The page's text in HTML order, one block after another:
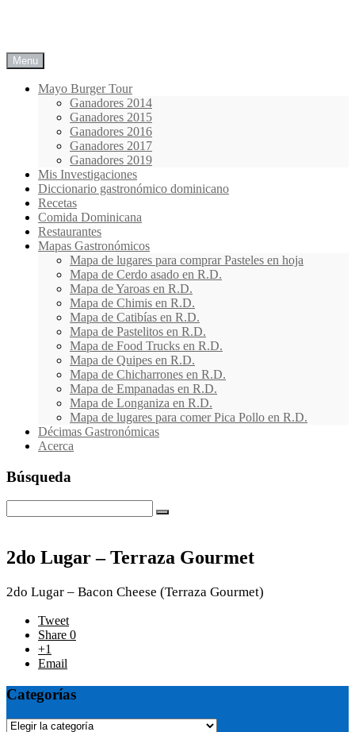
Menu
Mayo Burger Tour
Ganadores 2014
Ganadores 2015
Ganadores 2016
Ganadores 2017
Ganadores 2019
Mis Investigaciones
Diccionario gastronómico dominicano
Recetas
Comida Dominicana
Restaurantes
Mapas Gastronómicos
Mapa de lugares para comprar Pasteles en hoja
Mapa de Cerdo asado en R.D.
Mapa de Yaroas en R.D.
Mapa de Chimis en R.D.
Mapa de Catibías en R.D.
Mapa de Pastelitos en R.D.
Mapa de Food Trucks en R.D.
Mapa de Quipes en R.D.
Mapa de Chicharrones en R.D.
Mapa de Empanadas en R.D.
Mapa de Longaniza en R.D.
Mapa de lugares para comer Pica Pollo en R.D.
Décimas Gastronómicas
Acerca
Búsqueda
2do Lugar – Terraza Gourmet
2do Lugar – Bacon Cheese (Terraza Gourmet)
Tweet
Share 0
+1
Email
Photo
Navigation
Categorías
Categorías